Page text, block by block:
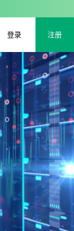
登录 注册